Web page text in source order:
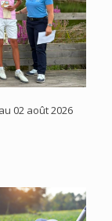
02 août 2026